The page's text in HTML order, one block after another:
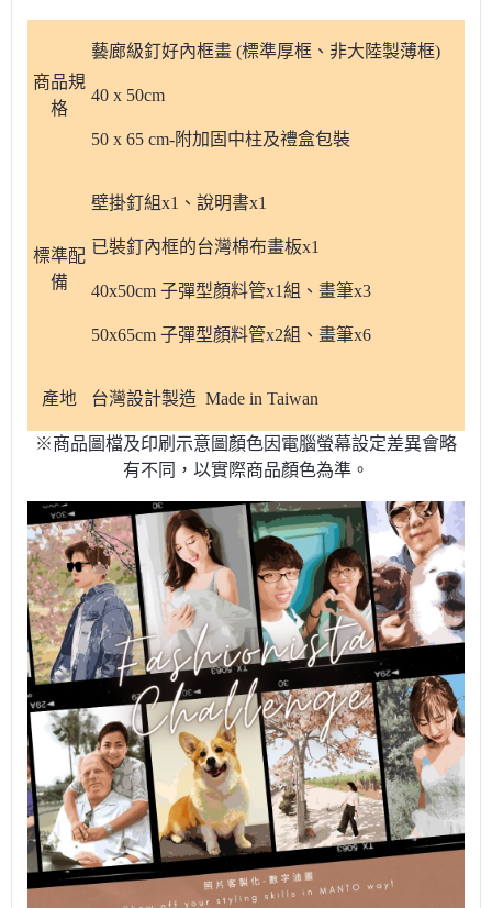
商品規
格
藝廊級釘好內框畫 (標準厚框、非大陸製薄框)
40 x 50cm
50 x 65 cm-附加固中柱及禮盒包裝
標準配
備
壁掛釘組x1、說明書x1
已裝釘內框的台灣棉布畫板x1
40x50cm 子彈型顏料管x1組、畫筆x3
50x65cm 子彈型顏料管x2組、畫筆x6
產地 台灣設計製造 Made in Taiwan
※商品圖檔及印刷示意圖顏色因電腦螢幕設定差異會略
有不同，以實際商品顏色為準。